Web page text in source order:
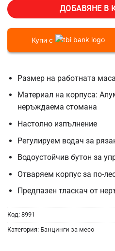
ДОБАВЯНЕ В
Купи с
Размер на работната
Материал на корпуса:
неръждаема стомана
Настолно изпълнение
Регулируем водач за
Водоустойчив бутон за
Отваряем корпус за по-
Предпазен тласкач от
Код: 8991
Категория: Банцинги за месо